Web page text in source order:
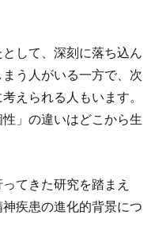
して、深刻に落ち込ん
う人がいる一方で、次
えられる人もいます。
」の違いはどこから生
てきた研究を踏まえ
疾患の進化的背景につ